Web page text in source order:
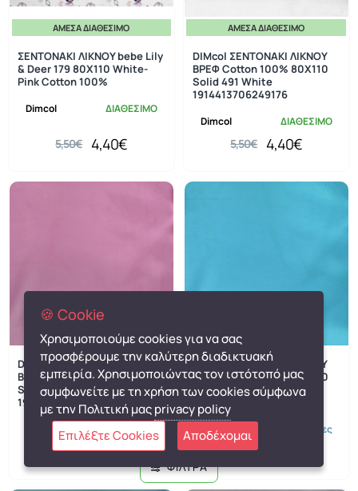
ΆΜΕΣΑ ΔΙΑΘΈΣΙΜΟ
Dimcol ΔΙΑΘΕΣΙΜΟ
ΣΕΝΤΟΝΑΚΙ ΛΙΚΝΟΥ bebe Lily
& Deer 179 80Χ110 White-
Pink Cotton 100%
4,40€
5,50€
ΆΜΕΣΑ ΔΙΑΘΈΣΙΜΟ
Dimcol ΔΙΑΘΕΣΙΜΟ
DIMcol ΣΕΝΤΟΝΑΚΙ ΛΙΚΝΟΥ
ΒΡΕΦ Cotton 100% 80Χ110
Solid 491 White
1914413706249176
4,40€
5,50€
-20%
4 με 10 ημέρες
DIMcol ΣΕΝΤΟΝΑΚΙ ΛΙΚΝΟΥ
ΒΡΕΦ Cotton 100% 80Χ110
Solid 492 Lila
1914413706249274
4,40€
5,50€
-20%
Dimcol 4 με 10 ημέρες
DIMcol ΣΕΝΤΟΝΑΚΙ ΛΙΚΝΟΥ
ΒΡΕΦ Cotton 100% 80Χ110
Solid 493 Turquoise
1914413706249329
5,50€
ΦΙΛΤΡΑ
🍪 Cookie
Χρησιμοποιούμε cookies για να σας
προσφέρουμε την καλύτερη διαδικτυακή
εμπειρία. Χρησιμοποιώντας τον ιστότοπό μας
συμφωνείτε με τη χρήση των cookies σύμφωνα
με την Πολιτική μαςprivacy policy
Επιλέξτε Cookies
Αποδέχομαι